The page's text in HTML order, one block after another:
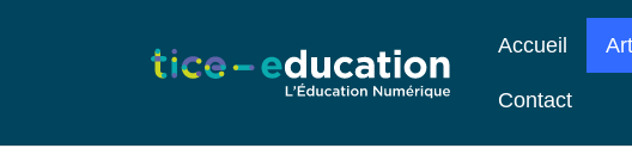
Accueil
Contact